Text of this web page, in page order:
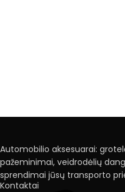
Automobilio aksesuarai:
pažeminimai, veidrodėlių
sprendimai jūsų transporto
Kontaktai